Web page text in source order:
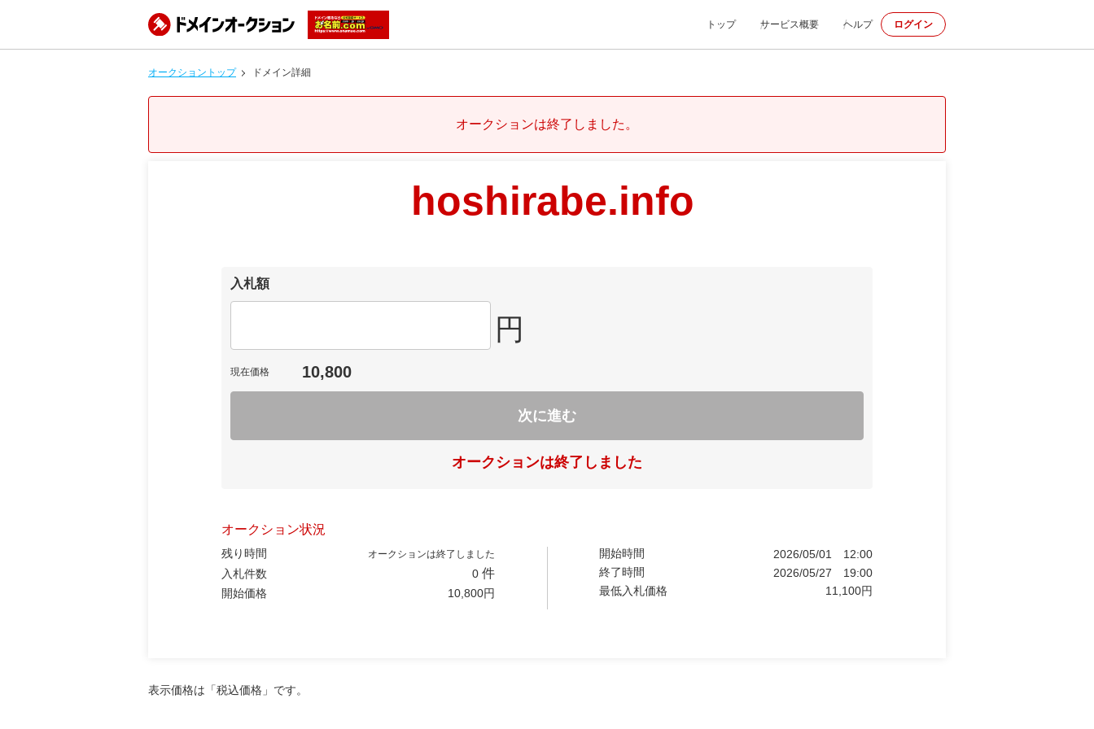
トップ サービス概要 ヘルプ ログイン
オークショントップ ドメイン詳細
オークションは終了しました。
hoshirabe.info
入札額
円
現在価格 10,800
次に進む
オークションは終了しました
オークション状況
残り時間 オークションは終了しました
入札件数 0 件
開始価格 10,800円
開始時間 2026/05/01
12:00
終了時間
2026/05/27
19:00
最低入札価格
11,100円
表示価格は「税込価格」です。